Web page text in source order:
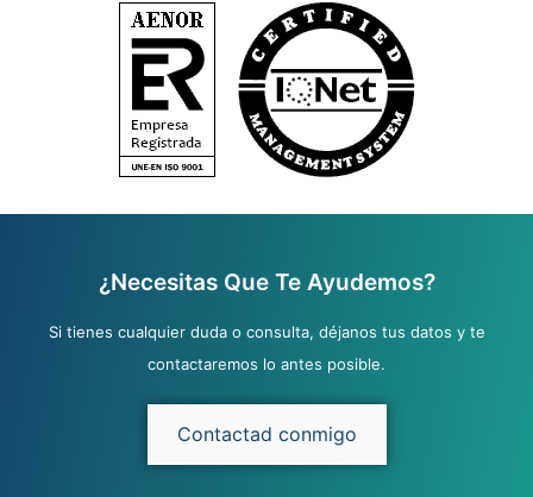
¿Necesitas Que Te Ayudemos?
Si tienes cualquier duda o consulta, déjanos tus datos y te
contactaremos lo antes posible.
Contactad conmigo